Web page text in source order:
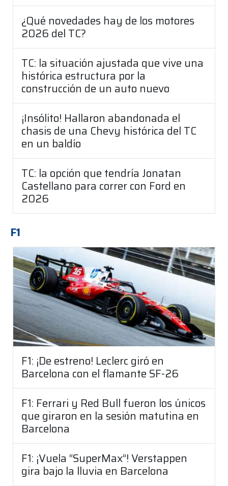
¿Qué novedades hay de los motores
2026 del TC?
TC: la situación ajustada que vive una
histórica estructura por la
construcción de un auto nuevo
¡Insólito! Hallaron abandonada el
chasis de una Chevy histórica del TC
en un baldío
TC: la opción que tendría Jonatan
Castellano para correr con Ford en
2026
F1
F1: ¡De estreno! Leclerc giró en
Barcelona con el flamante SF-26
F1: Ferrari y Red Bull fueron los únicos
que giraron en la sesión matutina en
Barcelona
F1: ¡Vuela “SuperMax”! Verstappen
gira bajo la lluvia en Barcelona